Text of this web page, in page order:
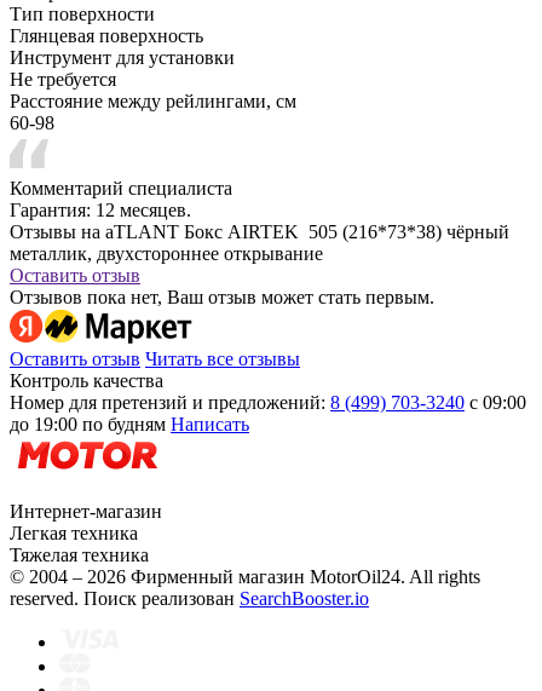
Тип поверхности
Глянцевая поверхность
Инструмент для установки
Не требуется
Расстояние между рейлингами, см
60-98
Комментарий специалиста
Гарантия: 12 месяцев.
Отзывы на aTLANT Бокс AIRTEK 505 (216*73*38) чёрный
металлик, двухстороннее открывание
Оставить отзыв
Отзывов пока нет, Ваш отзыв может стать первым.
Оставить отзыв Читать все отзывы
Контроль качества
Номер для претензий и предложений: 8 (499) 703-3240 с 09:00
до 19:00 по будням Написать
Интернет-магазин
Легкая техника
Тяжелая техника
© 2004 – 2026 Фирменный магазин MotorOil24. All rights
reserved. Поиск реализован SearchBooster.io